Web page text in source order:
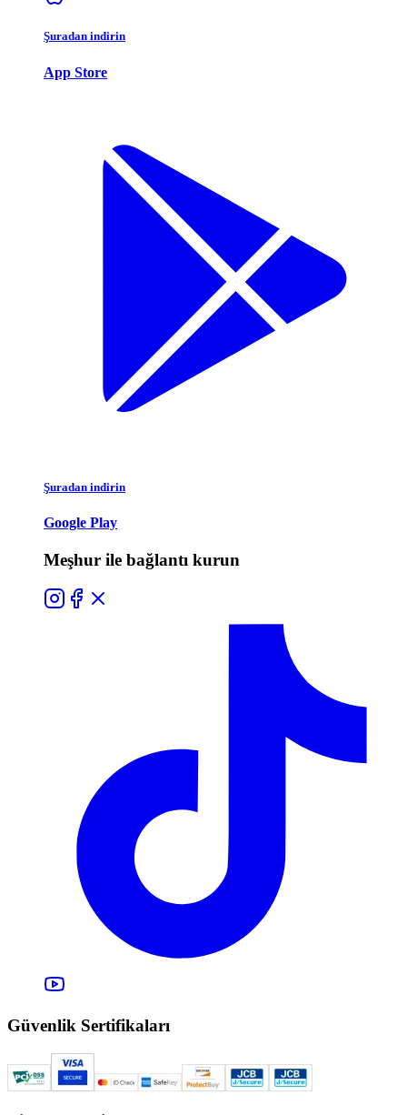
Şuradan indirin
App Store
Şuradan indirin
Google Play
Meşhur ile bağlantı kurun
Güvenlik Sertifikaları